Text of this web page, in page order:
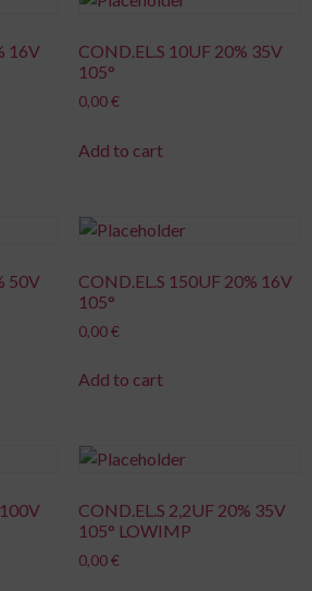
16V
COND.EL.S 10UF 20% 35V
105°
0,00€
Add to cart
50V
COND.EL.S 150UF 20% 16V
105°
0,00€
Add to cart
COND.EL.S 2,2UF 20% 35V
105° LOWIMP
0,00€